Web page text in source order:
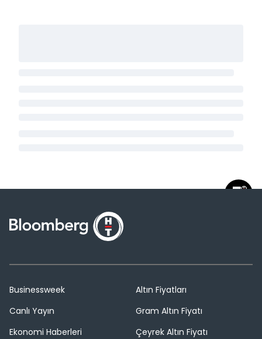
Businessweek
Canlı Yayın
Ekonomi Haberleri
Altın Fiyatları
Gram Altın Fiyatı
Çeyrek Altın Fiyatı